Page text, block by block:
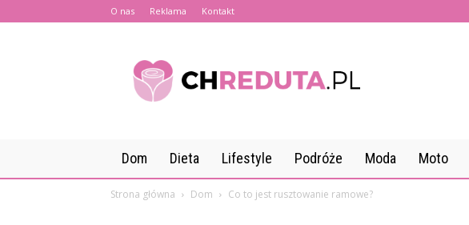
O nas Reklama Kontakt
Dom Dieta Lifestyle Podróże Moda Moto
Strona główna Dom Co to jest rusztowanie ramowe?